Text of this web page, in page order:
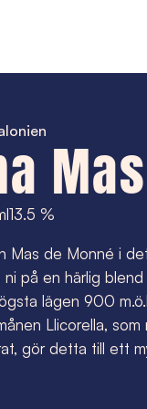
13.5 %
Mas de Monné i
ni på en härlig
lägen 900
Llicorella,
gör detta till ett